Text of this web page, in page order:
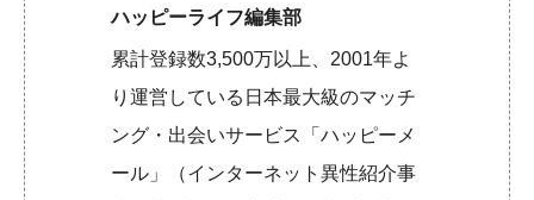
ハッピーライフ編集部
累計登録数3,500万以上、2001年よ
り運営している日本最大級のマッチ
ング・出会いサービス「ハッピーメ
ール」（インターネット異性紹介事